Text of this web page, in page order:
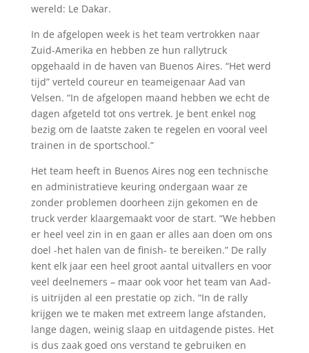
wereld: Le Dakar.
In de afgelopen week is het team vertrokken naar
Zuid-Amerika en hebben ze hun rallytruck
opgehaald in de haven van Buenos Aires. “Het werd
tijd” verteld coureur en teameigenaar Aad van
Velsen. “In de afgelopen maand hebben we echt de
dagen afgeteld tot ons vertrek. Je bent enkel nog
bezig om de laatste zaken te regelen en vooral veel
trainen in de sportschool.”
Het team heeft in Buenos Aires nog een technische
en administratieve keuring ondergaan waar ze
zonder problemen doorheen zijn gekomen en de
truck verder klaargemaakt voor de start. “We hebben
er heel veel zin in en gaan er alles aan doen om ons
doel -het halen van de finish- te bereiken.” De rally
kent elk jaar een heel groot aantal uitvallers en voor
veel deelnemers – maar ook voor het team van Aad-
is uitrijden al een prestatie op zich. “In de rally
krijgen we te maken met extreem lange afstanden,
lange dagen, weinig slaap en uitdagende pistes. Het
is dus zaak goed ons verstand te gebruiken en